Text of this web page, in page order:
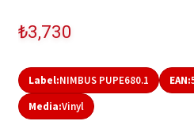
₺3,730
Label:NIMBUS PUPE680.1 EAN:
Media:Vinyl